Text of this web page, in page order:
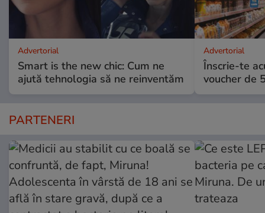
Advertorial
Smart is the new chic: Cum ne
ajută tehnologia să ne reinventăm
Advertorial
Înscrie-te
voucher de
PARTENERI